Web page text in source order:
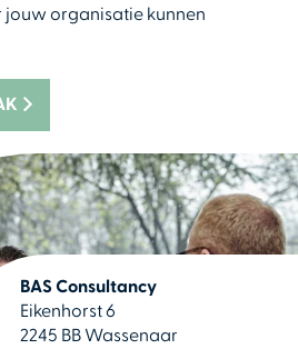
jouw organisatie kunnen
BAS Consultancy
Eikenhorst 6
2245 BB Wassenaar